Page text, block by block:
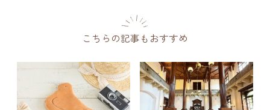
こちらの記事もおすすめ